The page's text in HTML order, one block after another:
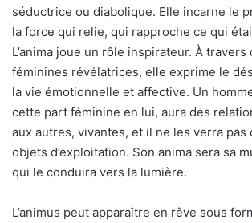
séductrice ou diabolique. Elle incarne le
la force qui relie, qui rapproche ce qui
L’anima joue un rôle inspirateur. À
féminines révélatrices, elle exprime le
la vie émotionnelle et affective. Un
cette part féminine en lui, aura des
aux autres, vivantes, et il ne les verra pas
objets d’exploitation. Son anima sera sa
qui le conduira vers la lumière.
L’animus peut apparaître en rêve sous